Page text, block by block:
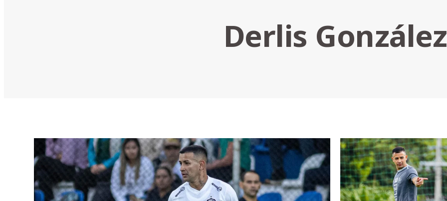
Derlis González